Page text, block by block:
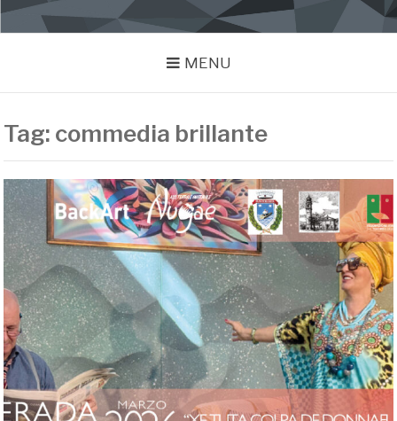
MENU
Tag: commedia brillante